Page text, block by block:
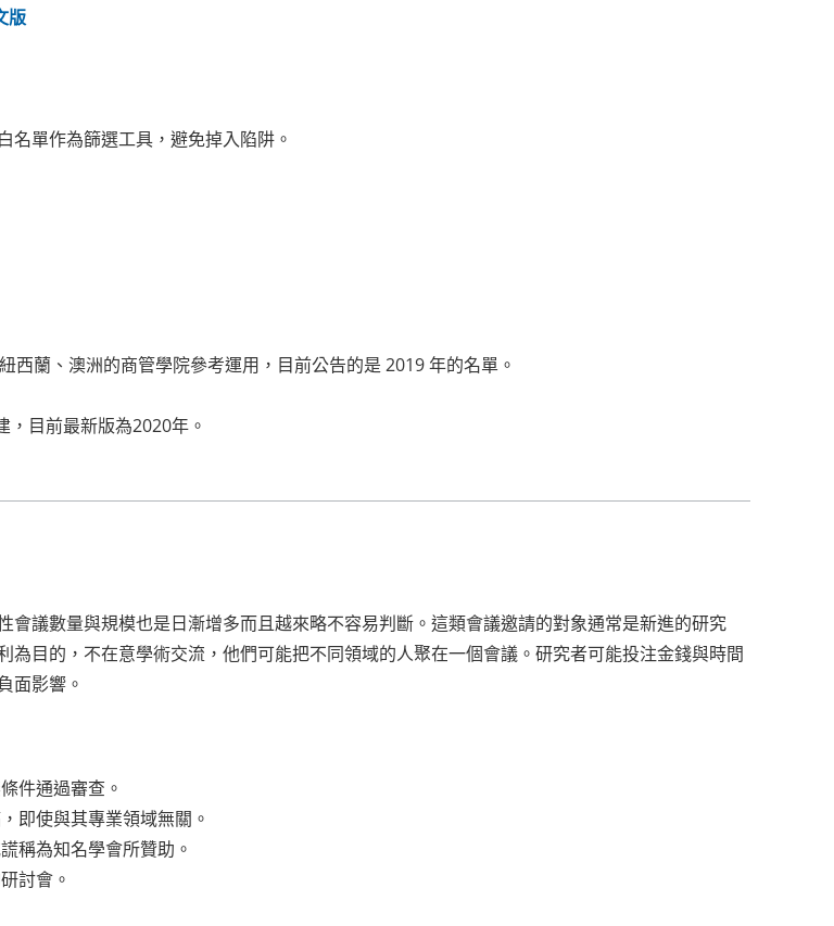
版
單作為篩選工具，避免掉入陷阱。
蘭、澳洲的商管學院參考運用，目前公告的是 2019 年的名單。
目前最新版為2020年。
議數量與規模也是日漸增多而且越來略不容易判斷。這類會議邀請的對象通常是新進的研究
目的，不在意學術交流，他們可能把不同領域的人聚在一個會議。研究者可能投注金錢與時間
面影響。
件通過審查。
即使與其專業領域無關。
稱為知名學會所贊助。
討會。